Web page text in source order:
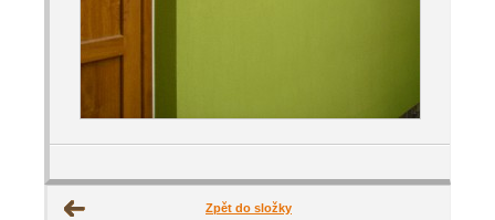
Zpět do složky